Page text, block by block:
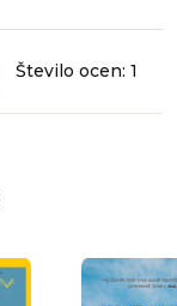
Število ocen: 1